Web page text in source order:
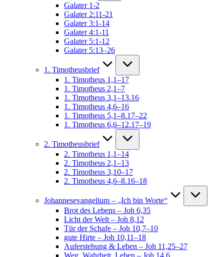
Galater 1-2
Galater 2:11-21
Galater 3:1-14
Galater 4:1-11
Galater 5:1-12
Galater 5:13–26
1. Timotheusbrief
1. Timotheus 1,1–17
1. Timotheus 2,1–7
1. Timotheus 3,1–13.16
1. Timotheus 4,6–16
1. Timotheus 5,1–8.17–22
1. Timotheus 6,6–12.17–19
2. Timotheusbrief
2. Timotheus 1,1–14
2. Timotheus 2,1–13
2. Timotheus 3,10–17
2. Timotheus 4,6–8.16–18
Johannesevangelium – „Ich bin Worte“
Brot des Lebens – Joh 6,35
Licht der Welt – Joh 8,12
Tür der Schafe – Joh 10,7–10
gute Hirte – Joh 10,11–18
Auferstehung & Leben – Joh 11,25–27
Weg, Wahrheit, Leben – Joh 14,6